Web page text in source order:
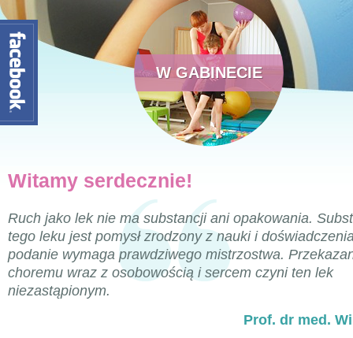
W GABINECIE
Witamy serdecznie!
Ruch jako lek nie ma substancji ani opakowania.
tego leku jest pomysł zrodzony z nauki i
podanie wymaga prawdziwego mistrzostwa.
choremu wraz z osobowością i sercem czyni ten lek
niezastąpionym.
Prof. dr med.